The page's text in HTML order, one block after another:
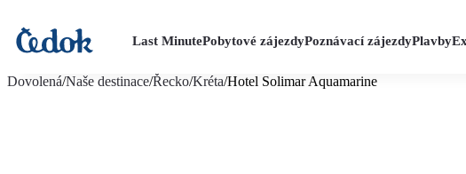
Last MinutePobytové zájezdyPoznávací zájezdyPlavby
Dovolená/Naše destinace/Řecko/Kréta/Hotel Solimar Aquamarine